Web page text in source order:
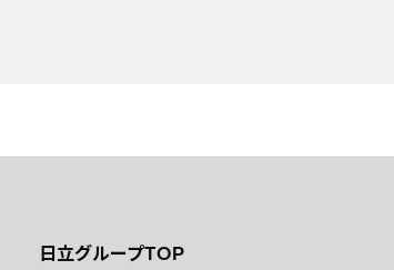
日立グループTOP